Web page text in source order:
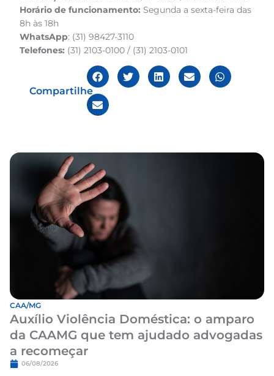
Horário de funcionamento: Segunda a sexta-feira das
8h às 18h
WhatsApp: (31) 98427-3110
Telefones: (31) 2103-0100 / (31) 2103-0101
Compartilhe
CAA/MG
Auxílio Violência Doméstica: o amparo
da CAAMG que tem ajudado advogadas
a recomeçar
06/08/2026